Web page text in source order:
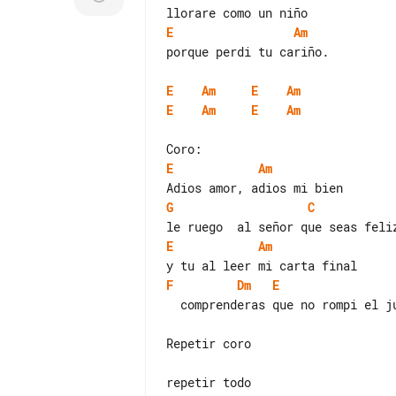
E
Am
porque perdi tu cariño.
E Am E
Am
E
Am E Am
E
Am
G
C
E
Am
F
Dm
E
Repetir coro
repetir todo